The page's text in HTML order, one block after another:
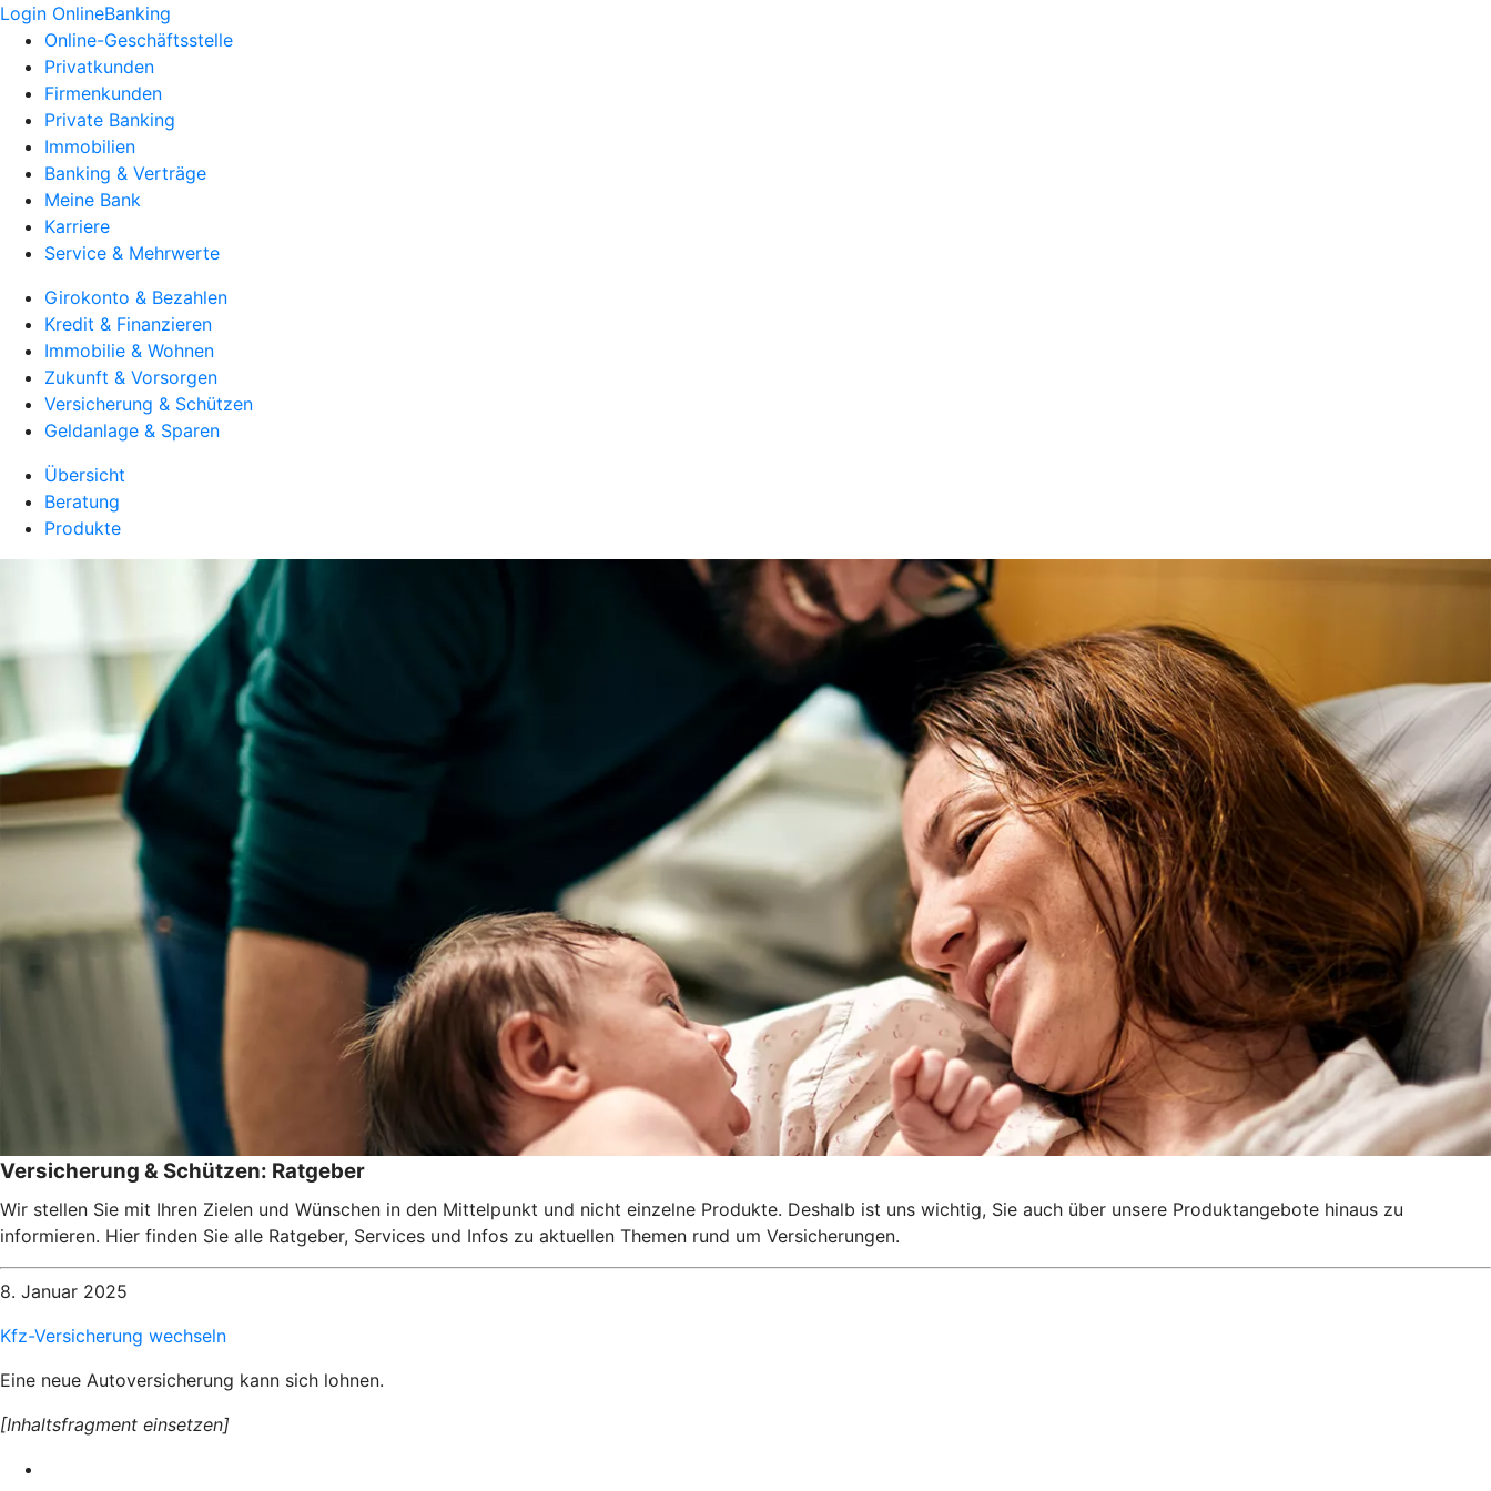
Login OnlineBanking
Online-Geschäftsstelle
Privatkunden
Firmenkunden
Private Banking
Immobilien
Banking & Verträge
Meine Bank
Karriere
Service & Mehrwerte
Girokonto & Bezahlen
Kredit & Finanzieren
Immobilie & Wohnen
Zukunft & Vorsorgen
Versicherung & Schützen
Geldanlage & Sparen
Übersicht
Beratung
Produkte
Versicherung & Schützen: Ratgeber
Wir stellen Sie mit Ihren Zielen und Wünschen in den Mittelpunkt und nicht einzelne Produkte. Deshalb ist uns wichtig, Sie auch über unsere Produktangebote hinaus zu
informieren. Hier finden Sie alle Ratgeber, Services und Infos zu aktuellen Themen rund um Versicherungen.
8. Januar 2025
Kfz-Versicherung wechseln
Eine neue Autoversicherung kann sich lohnen.
[Inhaltsfragment einsetzen]